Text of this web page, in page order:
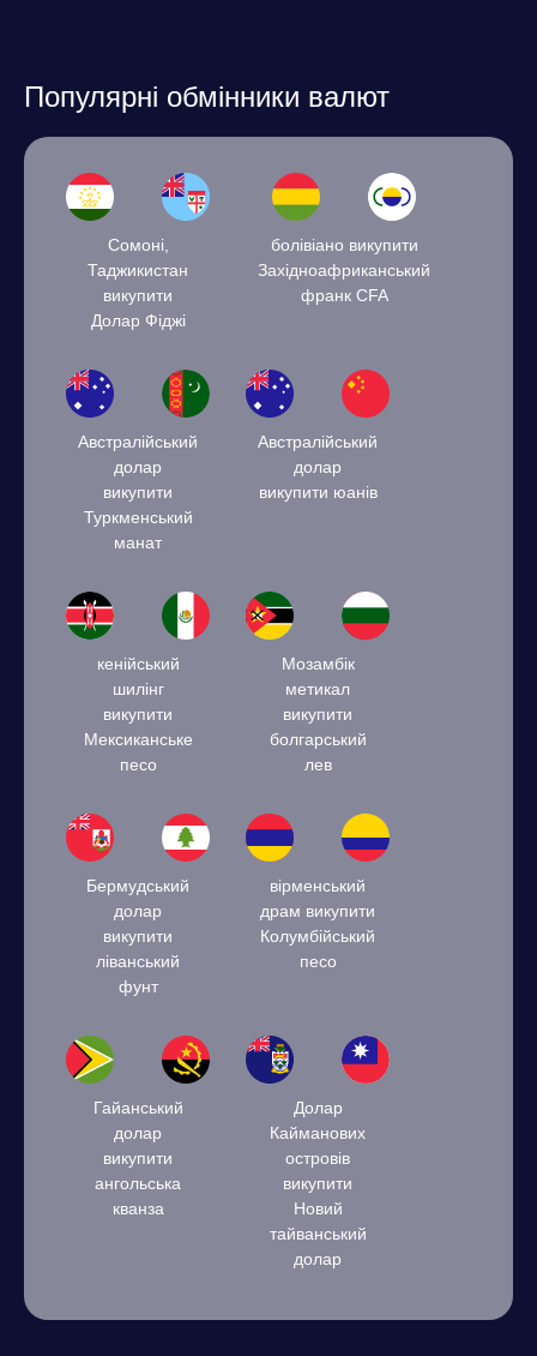
Популярні обмінники валют
Сомоні,
Таджикистан
викупити
Долар Фіджі
болівіано викупити
Західноафриканський
франк CFA
Австралійський
долар
викупити
Туркменський
манат
Австралійський
долар
викупити юанів
кенійський
шилінг
викупити
Мексиканське
песо
Мозамбік
метикал
викупити
болгарський
лев
Бермудський
долар
викупити
ліванський
фунт
вірменський
драм викупити
Колумбійський
песо
Гайанський
долар
викупити
ангольська
кванза
Долар
Кайманових
островів
викупити
Новий
тайванський
долар